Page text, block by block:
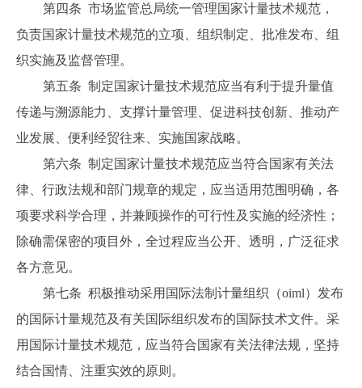
第四条 市场监管总局统一管理国家计量技术规范，
负责国家计量技术规范的立项、组织制定、批准发布、组
织实施及监督管理。
第五条 制定国家计量技术规范应当有利于提升量值
传递与溯源能力、支撑计量管理、促进科技创新、推动产
业发展、便利经贸往来、实施国家战略。
第六条 制定国家计量技术规范应当符合国家有关法
律、行政法规和部门规章的规定，应当适用范围明确，各
项要求科学合理，并兼顾操作的可行性及实施的经济性；
除确需保密的项目外，全过程应当公开、透明，广泛征求
各方意见。
第七条 积极推动采用国际法制计量组织（oiml）发布
的国际计量规范及有关国际组织发布的国际技术文件。采
用国际计量技术规范，应当符合国家有关法律法规，坚持
结合国情、注重实效的原则。